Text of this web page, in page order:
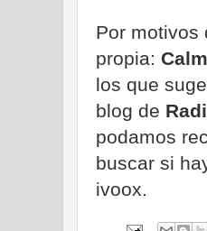
Por motivos
propia:
los que
blog de
podamos
buscar si
ivoox.